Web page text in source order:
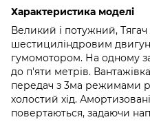
Характеристика моделі
Великий і потужний,
шестициліндровим
гумомотором. На одному
до п'яти метрів.
передач з 3ма режимами
холостий хід.
повертаються, задаючи